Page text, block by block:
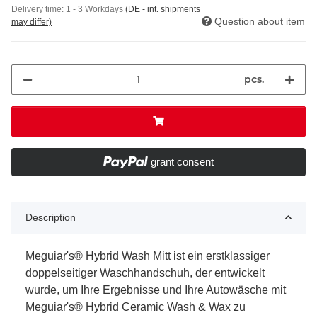
Delivery time: 1 - 3 Workdays (DE - int. shipments
may differ)
Question about item
pcs.
grant consent
Description
Meguiar's® Hybrid Wash Mitt ist ein erstklassiger
doppelseitiger Waschhandschuh, der entwickelt
wurde, um Ihre Ergebnisse und Ihre Autowäsche mit
Meguiar's® Hybrid Ceramic Wash & Wax zu